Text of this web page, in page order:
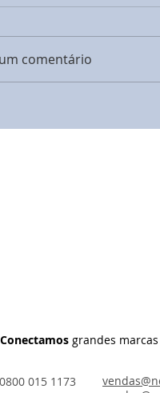
comentário
Conectamos grandes
015 1173